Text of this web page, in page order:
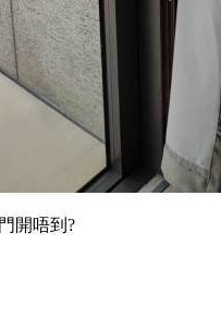
開唔到?